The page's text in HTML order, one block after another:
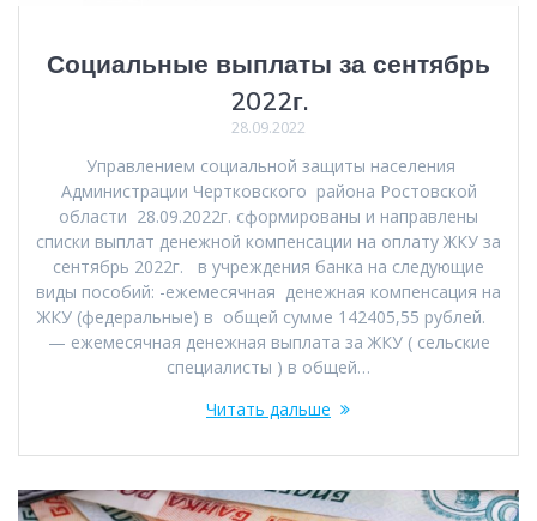
Социальные выплаты за сентябрь
2022г.
28.09.2022
Управлением социальной защиты населения
Администрации Чертковского района Ростовской
области 28.09.2022г. сформированы и направлены
списки выплат денежной компенсации на оплату ЖКУ за
сентябрь 2022г. в учреждения банка на следующие
виды пособий: -ежемесячная денежная компенсация на
ЖКУ (федеральные) в общей сумме 142405,55 рублей.
— ежемесячная денежная выплата за ЖКУ ( сельские
специалисты ) в общей…
Читать дальше